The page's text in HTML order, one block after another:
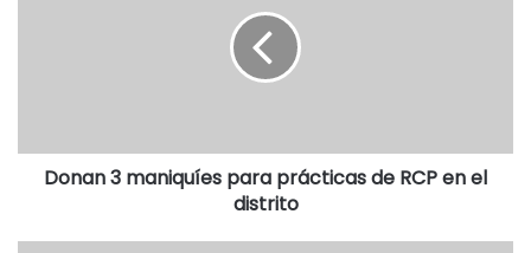
hasta el día 23 de Noviembre de 7:15 a 13:15, en Avenida
Ricardo Fuertes 630, Tel.: (02921) 457040/457029, E-mail:
comprasdorrego@gmail.com.
Donan 3 maniquíes para prácticas de RCP en el
distrito